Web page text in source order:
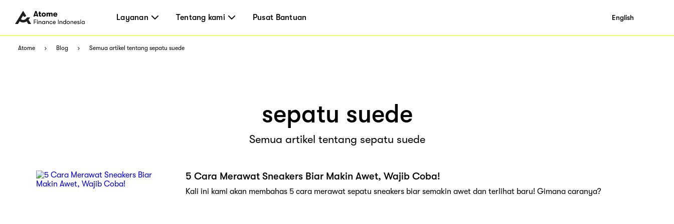
Layanan Tentang kami Pusat Bantuan English
Atome Blog Semua artikel tentang sepatu suede
sepatu suede
Semua artikel tentang sepatu suede
5 Cara Merawat Sneakers Biar Makin Awet, Wajib Coba!
Kali ini kami akan membahas 5 cara merawat sepatu sneakers biar semakin awet dan terlihat baru! Gimana caranya?